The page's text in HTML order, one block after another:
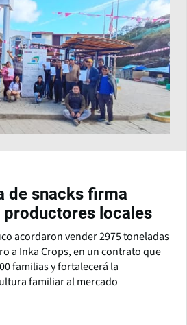
de snacks firma
locales
acordaron vender 2975 toneladas
a Inka Crops, en un contrato que
familias y fortalecerá la
familiar al mercado